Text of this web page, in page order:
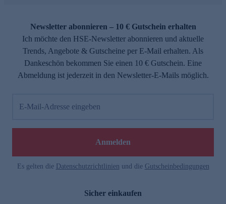
Newsletter abonnieren – 10 € Gutschein erhalten
Ich möchte den HSE-Newsletter abonnieren und aktuelle
Trends, Angebote & Gutscheine per E-Mail erhalten. Als
Dankeschön bekommen Sie einen 10 € Gutschein. Eine
Abmeldung ist jederzeit in den Newsletter-E-Mails möglich.
E-Mail-Adresse eingeben
Anmelden
Es gelten die Datenschutzrichtlinien und die Gutscheinbedingungen
Sicher einkaufen